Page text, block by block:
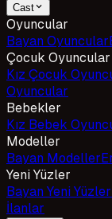
Cast
Oyuncular
Bayan Oyuncular
Çocuk Oyuncular
Kız Çocuk
Oyuncular
Bebekler
Kız Bebek
Modeller
Bayan Modeller
Yeni Yüzler
Bayan Yeni Yüzler
İlanlar